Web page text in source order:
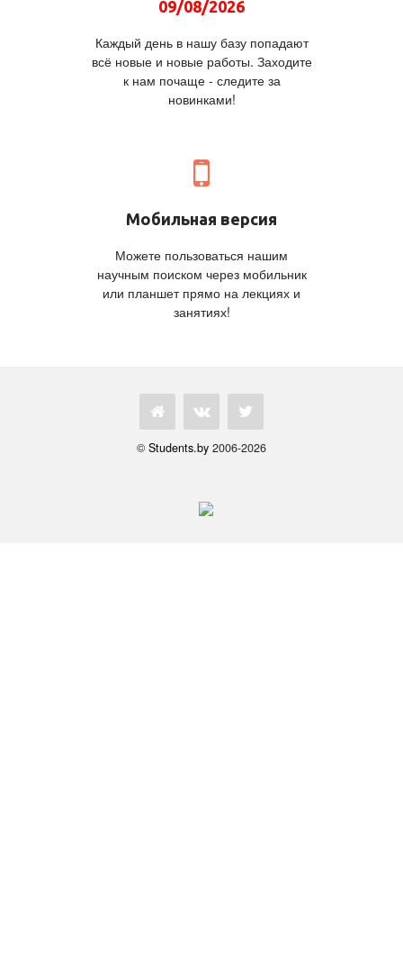
09/08/2026
Каждый день в нашу базу попадают
всё новые и новые работы. Заходите
к нам почаще - следите за
новинками!
Мобильная версия
Можете пользоваться нашим
научным поиском через мобильник
или планшет прямо на лекциях и
занятиях!
© Students.by 2006-2026